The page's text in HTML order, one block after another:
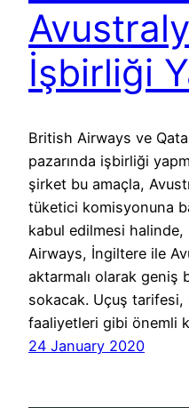
İşbirliği
British Airways ve
pazarında işbirliği
şirket bu amaçla,
tüketici komisyonuna
kabul edilmesi
Airways, İngiltere ile
aktarmalı olarak geniş
sokacak. Uçuş tarifesi,
faaliyetleri gibi önemli
24 January 2020